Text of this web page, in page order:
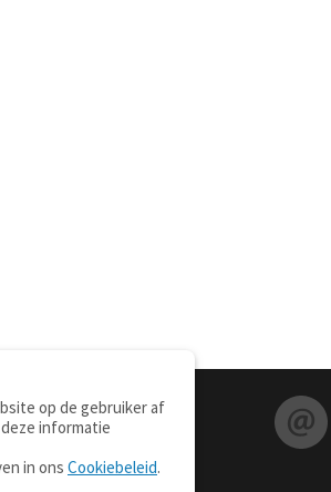
op de gebruiker af
informatie
in ons Cookiebeleid.